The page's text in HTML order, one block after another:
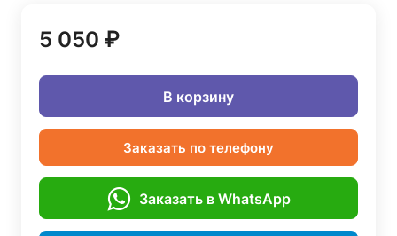
5 050 ₽
В корзину
Заказать по телефону
Заказать в WhatsApp